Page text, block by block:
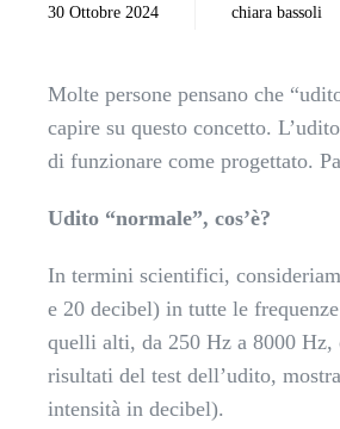
30 Ottobre 2024 chiara bassoli
Molte persone pensano che
capire su questo concetto.
di funzionare come progettato.
Udito “normale”, cos’è?
In termini scientifici,
e 20 decibel) in tutte le
quelli alti, da 250 Hz a 8000 Hz,
risultati del test dell’udito,
intensità in decibel).